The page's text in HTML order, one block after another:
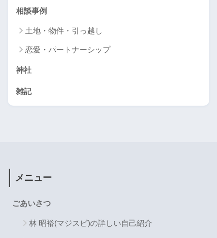
相談事例
土地・物件・引っ越し
恋愛・パートナーシップ
神社
雑記
メニュー
ごあいさつ
林 昭裕(マジスピ)の詳しい自己紹介